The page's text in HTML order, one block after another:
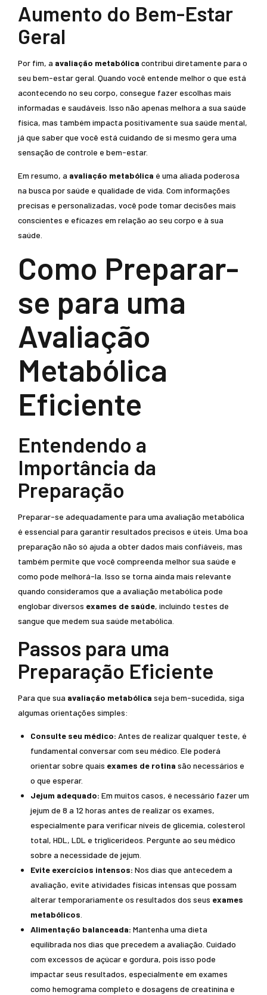
Aumento do Bem-Estar
Geral
Por fim, a avaliação metabólica contribui diretamente para o
seu bem-estar geral. Quando você entende melhor o que está
acontecendo no seu corpo, consegue fazer escolhas mais
informadas e saudáveis. Isso não apenas melhora a sua saúde
física, mas também impacta positivamente sua saúde mental,
já que saber que você está cuidando de si mesmo gera uma
sensação de controle e bem-estar.
Em resumo, a avaliação metabólica é uma aliada poderosa
na busca por saúde e qualidade de vida. Com informações
precisas e personalizadas, você pode tomar decisões mais
conscientes e eficazes em relação ao seu corpo e à sua
saúde.
Como Preparar-
se para uma
Avaliação
Metabólica
Eficiente
Entendendo a
Importância da
Preparação
Preparar-se adequadamente para uma avaliação metabólica
é essencial para garantir resultados precisos e úteis. Uma boa
preparação não só ajuda a obter dados mais confiáveis, mas
também permite que você compreenda melhor sua saúde e
como pode melhorá-la. Isso se torna ainda mais relevante
quando consideramos que a avaliação metabólica pode
englobar diversos exames de saúde, incluindo testes de
sangue que medem sua saúde metabólica.
Passos para uma
Preparação Eficiente
Para que sua avaliação metabólica seja bem-sucedida, siga
algumas orientações simples:
Consulte seu médico: Antes de realizar qualquer teste, é
fundamental conversar com seu médico. Ele poderá
orientar sobre quais exames de rotina são necessários e
o que esperar.
Jejum adequado: Em muitos casos, é necessário fazer um
jejum de 8 a 12 horas antes de realizar os exames,
especialmente para verificar níveis de glicemia, colesterol
total, HDL, LDL e triglicerídeos. Pergunte ao seu médico
sobre a necessidade de jejum.
Evite exercícios intensos: Nos dias que antecedem a
avaliação, evite atividades físicas intensas que possam
alterar temporariamente os resultados dos seus exames
metabólicos
Alimentação balanceada: Mantenha uma dieta
equilibrada nos dias que precedem a avaliação. Cuidado
com excessos de açúcar e gordura, pois isso pode
impactar seus resultados, especialmente em exames
como hemograma completo e dosagens de creatinina e